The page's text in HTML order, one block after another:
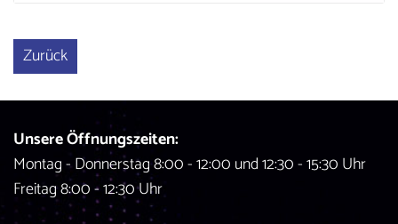
Zurück
Unsere Öffnungszeiten:
Montag - Donnerstag 8:00 - 12:00 und 12:30 - 15:30 Uhr
Freitag 8:00 - 12:30 Uhr